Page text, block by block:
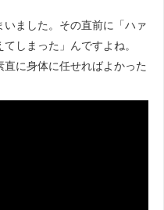
(弾き唄い動画)
甚句 (演奏動画)
いました。その直前に「ハァ
しまった」んですよね。
直に身体に任せればよかった